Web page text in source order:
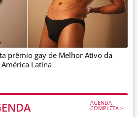
AGENDA
COMPLETA >
prêmio gay de Melhor Ativo da
América Latina